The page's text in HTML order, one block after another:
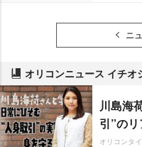
ニ
オリコンニュース イチオ
川島海
引”の
オリコンタ